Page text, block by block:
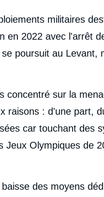
militaires
en 2022 avec l'arrêt
poursuit au Levant,
concentré sur la
raisons : d'une part,
car touchant des
Jeux Olympiques de
des moyens